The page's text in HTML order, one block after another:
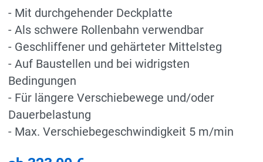
- Mit durchgehender Deckplatte
- Als schwere Rollenbahn verwendbar
- Geschliffener und gehärteter Mittelsteg
- Auf Baustellen und bei widrigsten
Bedingungen
- Für längere Verschiebewege und/oder
Dauerbelastung
- Max. Verschiebegeschwindigkeit 5 m/min